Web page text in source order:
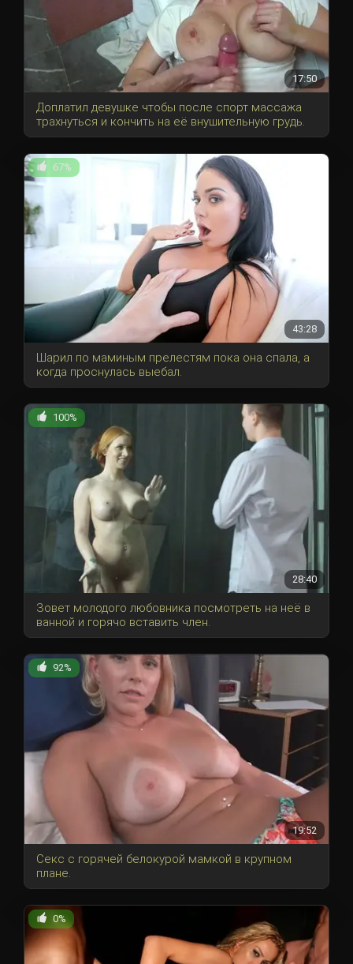
17:50
Доплатил девушке чтобы после спорт массажа
трахнуться и кончить на её внушительную грудь.
67%
43:28
Шарил по маминым прелестям пока она спала, а
когда проснулась выебал.
100%
28:40
Зовет молодого любовника посмотреть на неё в
ванной и горячо вставить член.
92%
19:52
Секс с горячей белокурой мамкой в крупном
плане.
0%